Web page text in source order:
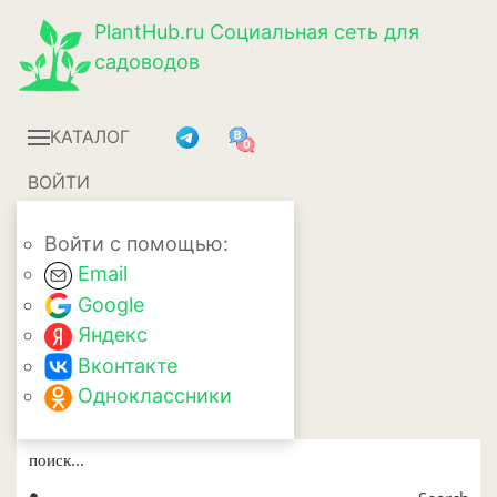
PlantHub.ru Социальная сеть для
садоводов
КАТАЛОГ
ВОЙТИ
Войти с помощью:
Email
Google
Яндекс
Вконтакте
Одноклассники